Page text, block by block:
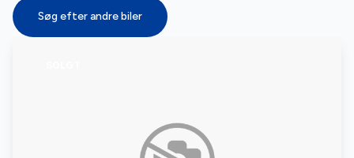
Søg efter andre biler